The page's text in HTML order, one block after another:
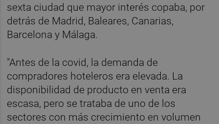
sexta ciudad que mayor interés copaba, por
detrás de Madrid, Baleares, Canarias,
Barcelona y Málaga.
"Antes de la covid, la demanda de
compradores hoteleros era elevada. La
disponibilidad de producto en venta era
escasa, pero se trataba de uno de los
sectores con más crecimiento en volumen